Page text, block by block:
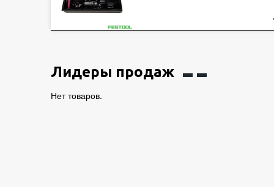
Лидеры продаж
Нет товаров.